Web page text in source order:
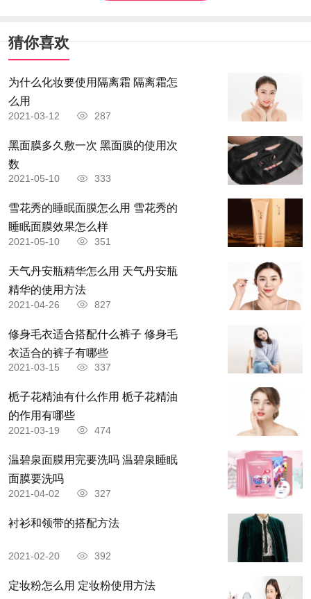
干净。
猜你喜欢
为什么化妆要使用隔离霜 隔离霜怎
么用
2021-03-12 287
黑面膜多久敷一次 黑面膜的使用次
数
2021-05-10 333
雪花秀的睡眠面膜怎么用 雪花秀的
睡眠面膜效果怎么样
2021-05-10 351
天气丹安瓶精华怎么用 天气丹安瓶
精华的使用方法
2021-04-26 827
​修身毛衣适合搭配什么裤子 ​修身毛
衣适合的裤子有哪些
2021-03-15 337
栀子花精油有什么作用 栀子花精油
的作用有哪些
2021-03-19 474
温碧泉面膜用完要洗吗 温碧泉睡眠
面膜要洗吗
2021-04-02 327
衬衫和领带的搭配方法
2021-02-20 392
定妆粉怎么用 定妆粉使用方法